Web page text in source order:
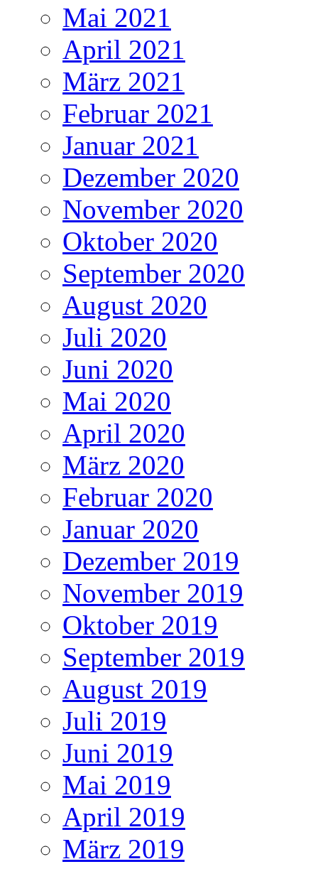
Mai 2021
April 2021
März 2021
Februar 2021
Januar 2021
Dezember 2020
November 2020
Oktober 2020
September 2020
August 2020
Juli 2020
Juni 2020
Mai 2020
April 2020
März 2020
Februar 2020
Januar 2020
Dezember 2019
November 2019
Oktober 2019
September 2019
August 2019
Juli 2019
Juni 2019
Mai 2019
April 2019
März 2019